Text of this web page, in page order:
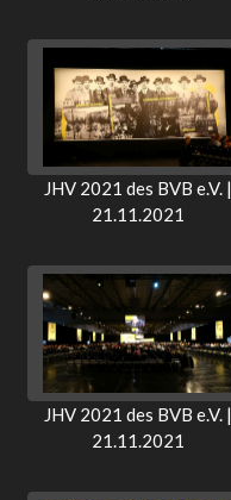
JHV 2021 des BVB e.V. |
21.11.2021
JHV 2021 des BVB e.V. |
21.11.2021